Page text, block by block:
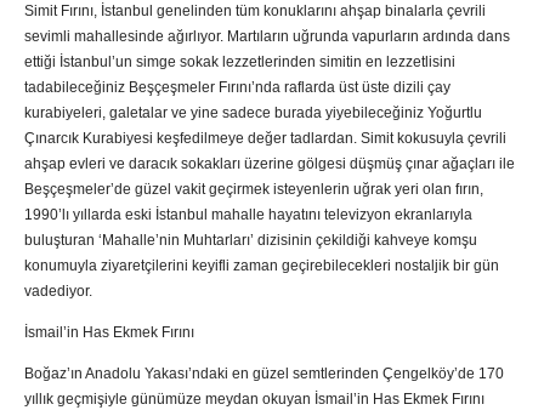
Simit Fırını, İstanbul genelinden tüm konuklarını ahşap binalarla çevrili
sevimli mahallesinde ağırlıyor. Martıların uğrunda vapurların ardında dans
ettiği İstanbul’un simge sokak lezzetlerinden simitin en lezzetlisini
tadabileceğiniz Beşçeşmeler Fırını’nda raflarda üst üste dizili çay
kurabiyeleri, galetalar ve yine sadece burada yiyebileceğiniz Yoğurtlu
Çınarcık Kurabiyesi keşfedilmeye değer tadlardan. Simit kokusuyla çevrili
ahşap evleri ve daracık sokakları üzerine gölgesi düşmüş çınar ağaçları ile
Beşçeşmeler’de güzel vakit geçirmek isteyenlerin uğrak yeri olan fırın,
1990’lı yıllarda eski İstanbul mahalle hayatını televizyon ekranlarıyla
buluşturan ‘Mahalle’nin Muhtarları’ dizisinin çekildiği kahveye komşu
konumuyla ziyaretçilerini keyifli zaman geçirebilecekleri nostaljik bir gün
vadediyor.
İsmail’in Has Ekmek Fırını
Boğaz’ın Anadolu Yakası’ndaki en güzel semtlerinden Çengelköy’de 170
yıllık geçmişiyle günümüze meydan okuyan İsmail’in Has Ekmek Fırını